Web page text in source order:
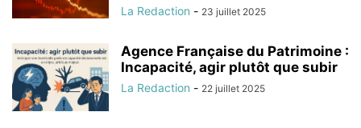
La Redaction - 23 juillet 2025
Agence Française du Patrimoine :
Incapacité, agir plutôt que subir
La Redaction - 22 juillet 2025